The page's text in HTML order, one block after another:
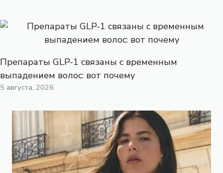
Препараты GLP-1 связаны с временным
выпадением волос: вот почему
5 августа, 2026